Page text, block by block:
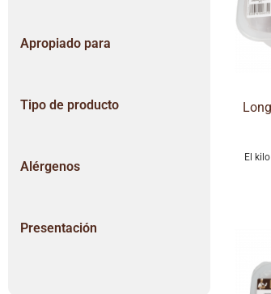
Apropiado para
Tipo de producto
Alérgenos
Presentación
El